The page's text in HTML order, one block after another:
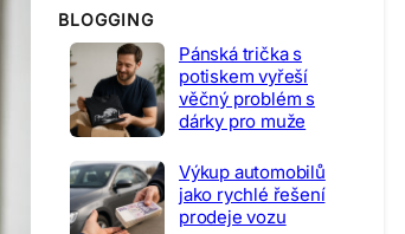
BLOGGING
Pánská trička s
potiskem vyřeší
věčný problém s
dárky pro muže
Výkup automobilů
jako rychlé řešení
prodeje vozu